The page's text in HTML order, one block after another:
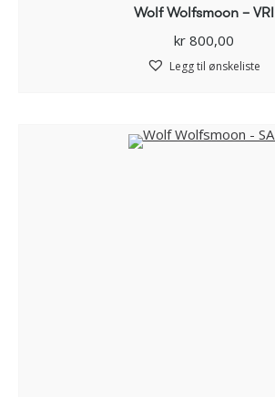
Wolf Wolfsmoon – VRI
kr800,00
Legg til ønskeliste